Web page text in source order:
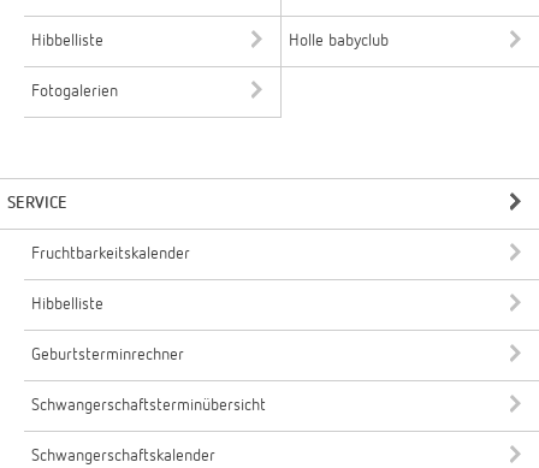
Hibbelliste Holle babyclub
Fotogalerien
SERVICE
Fruchtbarkeitskalender
Hibbelliste
Geburtsterminrechner
Schwangerschaftsterminübersicht
Schwangerschaftskalender